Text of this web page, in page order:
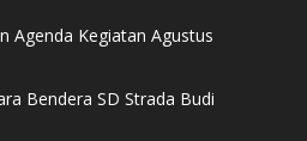
Agenda Kegiatan Agustus
Bendera SD Strada Budi